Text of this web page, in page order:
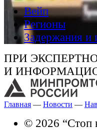
Вейп
Регионы
Задержания и
ПРИ
И
Главная — Новости —
© 2026 “Стоп